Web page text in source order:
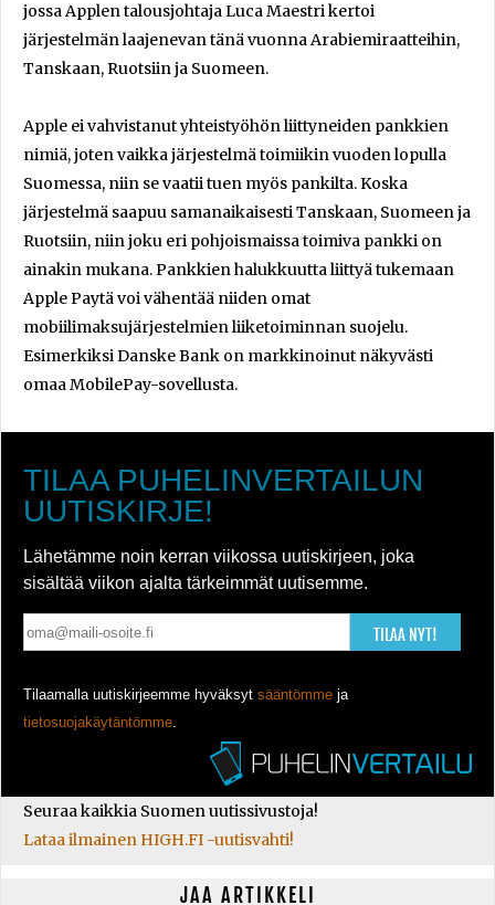
jossa Applen talousjohtaja Luca Maestri kertoi
järjestelmän laajenevan tänä vuonna Arabiemiraatteihin,
Tanskaan, Ruotsiin ja Suomeen.
Apple ei vahvistanut yhteistyöhön liittyneiden pankkien
nimiä, joten vaikka järjestelmä toimiikin vuoden lopulla
Suomessa, niin se vaatii tuen myös pankilta. Koska
järjestelmä saapuu samanaikaisesti Tanskaan, Suomeen ja
Ruotsiin, niin joku eri pohjoismaissa toimiva pankki on
ainakin mukana. Pankkien halukkuutta liittyä tukemaan
Apple Paytä voi vähentää niiden omat
mobiilimaksujärjestelmien liiketoiminnan suojelu.
Esimerkiksi Danske Bank on markkinoinut näkyvästi
omaa MobilePay-sovellusta.
TILAA PUHELINVERTAILUN
UUTISKIRJE!
Lähetämme noin kerran viikossa uutiskirjeen, joka
sisältää viikon ajalta tärkeimmät uutisemme.
TILAA NYT!
Tilaamalla uutiskirjeemme hyväksyt sääntömme ja
tietosuojakäytäntömme.
Seuraa kaikkia Suomen uutissivustoja!
Lataa ilmainen HIGH.FI -uutisvahti!
JAA ARTIKKELI